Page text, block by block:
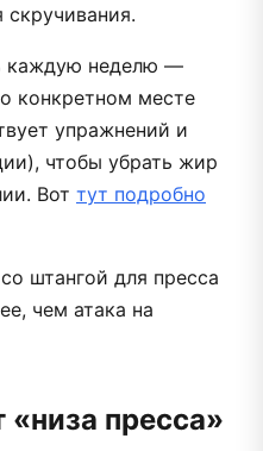
каждую неделю —
конкретном месте
упражнений и
чтобы убрать жир
Вот тут подробно
штангой для пресса
чем атака на
пресса»